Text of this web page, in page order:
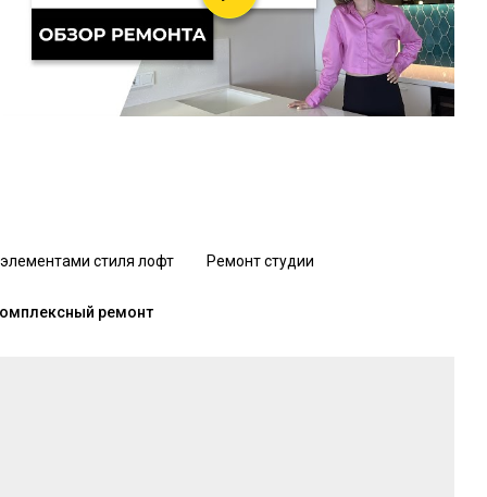
стиля лофт Ремонт студии
ремонт